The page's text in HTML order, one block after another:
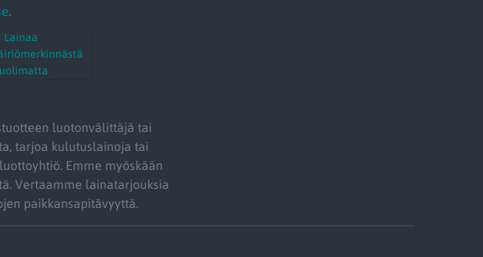
.
Lainaa
luotonvälittäjä tai
tarjoa kulutuslainoja tai
Emme myöskään
Vertaamme lainatarjouksia
paikkansapitävyyttä.